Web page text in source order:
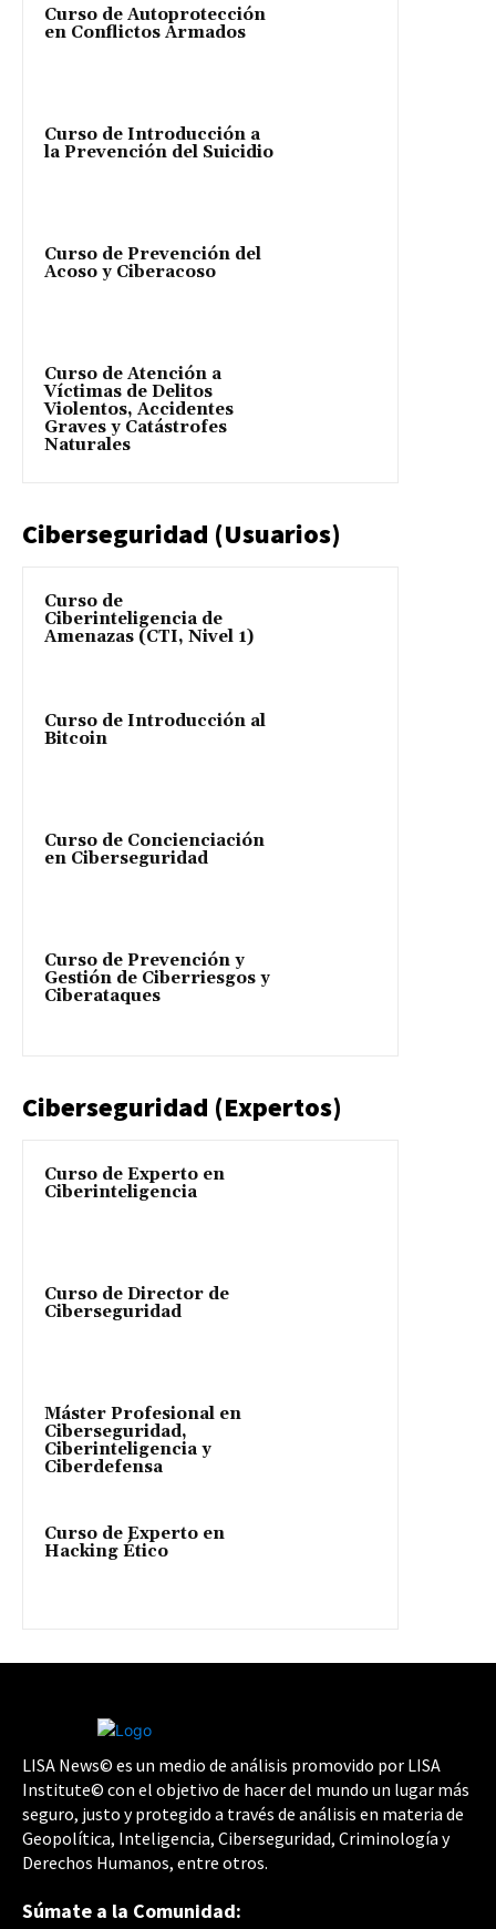
Curso de Autoprotección
en Conflictos Armados
Curso de Introducción a
la Prevención del Suicidio
Curso de Prevención del
Acoso y Ciberacoso
Curso de Atención a
Víctimas de Delitos
Violentos, Accidentes
Graves y Catástrofes
Naturales
Ciberseguridad (Usuarios)
Curso de
Ciberinteligencia de
Amenazas (CTI, Nivel 1)
Curso de Introducción al
Bitcoin
Curso de Concienciación
en Ciberseguridad
Curso de Prevención y
Gestión de Ciberriesgos y
Ciberataques
Ciberseguridad (Expertos)
Curso de Experto en
Ciberinteligencia
Curso de Director de
Ciberseguridad
Máster Profesional en
Ciberseguridad,
Ciberinteligencia y
Ciberdefensa
Curso de Experto en
Hacking Ético
LISA News© es un medio de análisis promovido por LISA
Institute© con el objetivo de hacer del mundo un lugar más
seguro, justo y protegido a través de análisis en materia de
Geopolítica, Inteligencia, Ciberseguridad, Criminología y
Derechos Humanos, entre otros.
Súmate a la Comunidad: